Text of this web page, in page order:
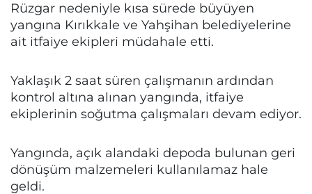
Rüzgar nedeniyle kısa sürede büyüyen
yangına Kırıkkale ve Yahşihan belediyelerine
ait itfaiye ekipleri müdahale etti.
Yaklaşık 2 saat süren çalışmanın ardından
kontrol altına alınan yangında, itfaiye
ekiplerinin soğutma çalışmaları devam ediyor.
Yangında, açık alandaki depoda bulunan geri
dönüşüm malzemeleri kullanılamaz hale
geldi.